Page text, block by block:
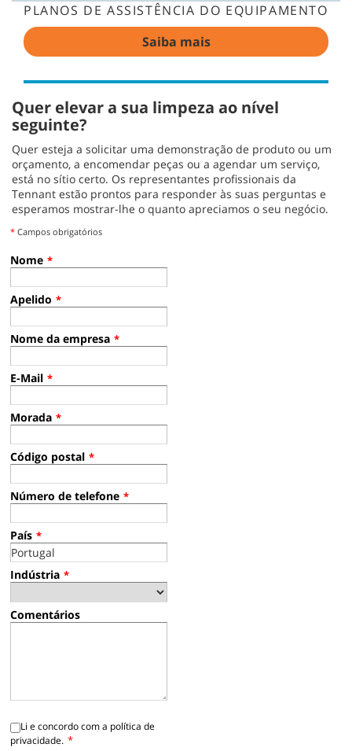
PLANOS DE ASSISTÊNCIA DO EQUIPAMENTO
Saiba mais
Quer elevar a sua limpeza ao nível
seguinte?
Quer esteja a solicitar uma demonstração de produto ou um
orçamento, a encomendar peças ou a agendar um serviço,
está no sítio certo. Os representantes profissionais da
Tennant estão prontos para responder às suas perguntas e
esperamos mostrar-lhe o quanto apreciamos o seu negócio.
* Campos obrigatórios
Nome *
Apelido *
Nome da empresa *
E-Mail *
Morada *
Código postal *
Número de telefone *
País *
Indústria *
Comentários
Li e concordo com a política de
privacidade. *